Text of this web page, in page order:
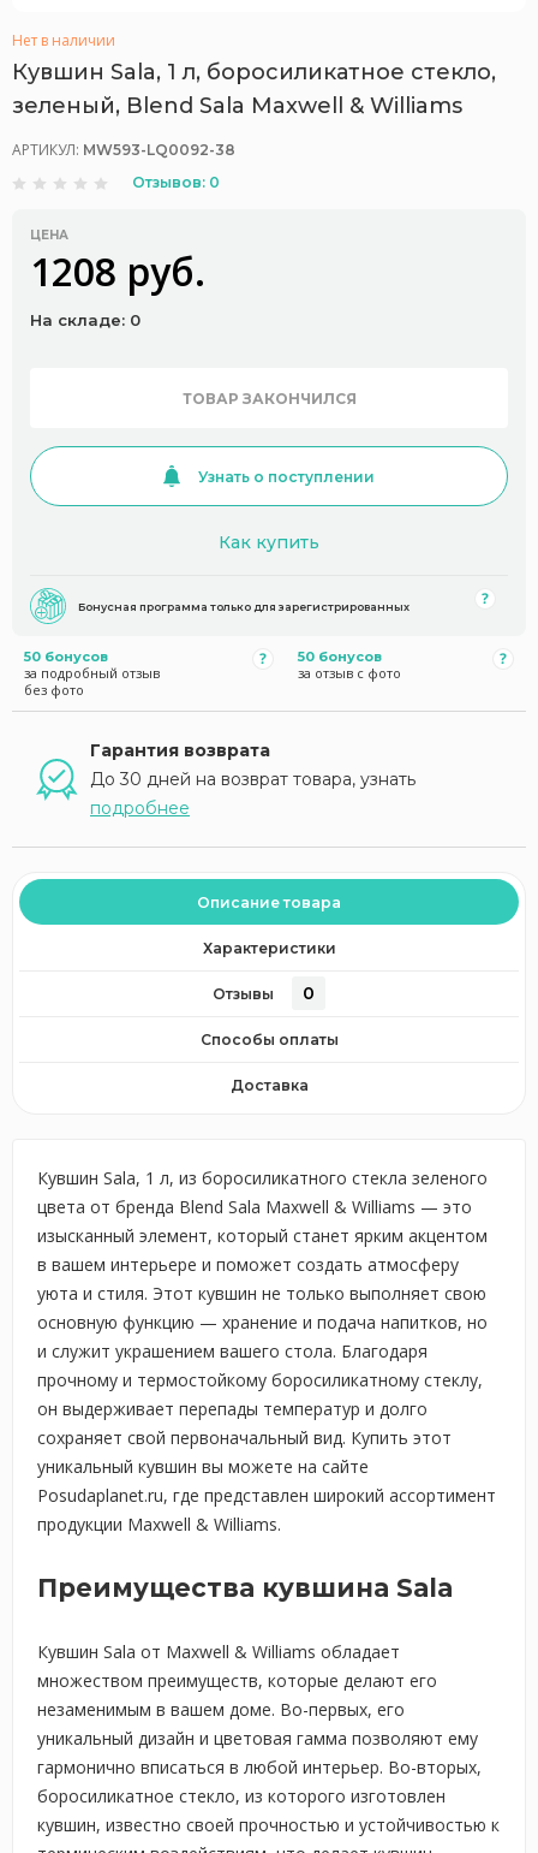
Нет в наличии
Кувшин Sala, 1 л, боросиликатное стекло,
зеленый, Blend Sala Maxwell & Williams
АРТИКУЛ: MW593-LQ0092-38
Отзывов: 0
ЦЕНА
1208 руб.
На складе: 0
ТОВАР ЗАКОНЧИЛСЯ
Узнать о поступлении
Как купить
Бонусная программа только для зарегистрированных
50 бонусов
за подробный отзыв
без фото
50 бонусов
за отзыв с фото
Гарантия возврата
До 30 дней на возврат товара, узнать
подробнее
Описание товара
Характеристики
Отзывы 0
Способы оплаты
Доставка
Кувшин Sala, 1 л, из боросиликатного стекла зеленого
цвета от бренда Blend Sala Maxwell & Williams — это
изысканный элемент, который станет ярким акцентом
в вашем интерьере и поможет создать атмосферу
уюта и стиля. Этот кувшин не только выполняет свою
основную функцию — хранение и подача напитков, но
и служит украшением вашего стола. Благодаря
прочному и термостойкому боросиликатному стеклу,
он выдерживает перепады температур и долго
сохраняет свой первоначальный вид. Купить этот
уникальный кувшин вы можете на сайте
Posudaplanet.ru, где представлен широкий ассортимент
продукции Maxwell & Williams.
Преимущества кувшина Sala
Кувшин Sala от Maxwell & Williams обладает
множеством преимуществ, которые делают его
незаменимым в вашем доме. Во-первых, его
уникальный дизайн и цветовая гамма позволяют ему
гармонично вписаться в любой интерьер. Во-вторых,
боросиликатное стекло, из которого изготовлен
кувшин, известно своей прочностью и устойчивостью к